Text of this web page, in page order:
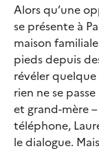
Alors qu’une
se présente à
maison
pieds depuis
révéler quelque
rien ne se
et grand-mère
téléphone,
le dialogue.